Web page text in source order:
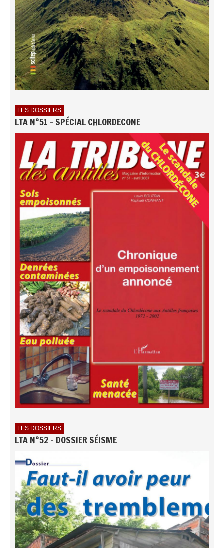
LES DOSSIERS
LTA N°51 - SPÉCIAL CHLORDECONE
LES DOSSIERS
LTA N°52 - DOSSIER SÉISME